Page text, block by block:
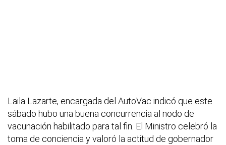
Laila Lazarte, encargada del AutoVac indicó que este
sábado hubo una buena concurrencia al nodo de
vacunación habilitado para tal fin. El Ministro celebró la
toma de conciencia y valoró la actitud de gobernador